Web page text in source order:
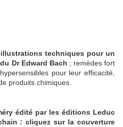
techniques pour un
Dr Edward Bach ; remèdes fort
pour leur efficacité,
produits chimiques.
édité par les éditions Leduc
: cliquez sur la couverture